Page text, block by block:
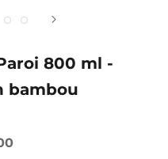
800 ml -
bambou